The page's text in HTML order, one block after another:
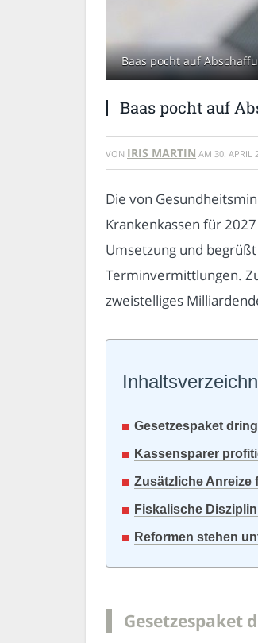
Baas pocht auf
Baas pocht auf
VON IRIS MARTIN AM 30. APRIL
Die von
Krankenkassen für
Umsetzung und
Terminvermittlungen.
zweistelliges
Gesetzespaket
Kassensparer
Zusätzliche Anreize
Fiskalische
Reformen stehen
Gesetzespaket